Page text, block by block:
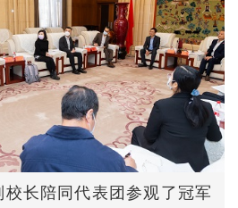
长陪同代表团参观了冠军